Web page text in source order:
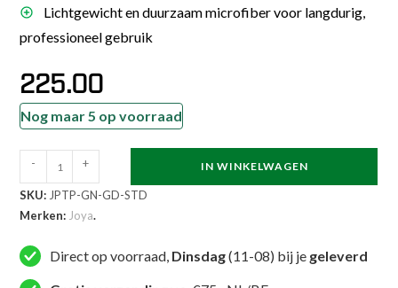
Lichtgewicht en duurzaam microfiber voor langdurig,
professioneel gebruik
225.00
Nog maar 5 op voorraad
Joya
Performance
Thai
Groen
Goud
- + IN WINKELWAGEN
SKU: JPTP-GN-GD-STD
Merken: Joya.
Direct op voorraad, Dinsdag(11-08) bij je geleverd